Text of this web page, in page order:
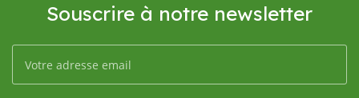
Souscrire à notre newsletter